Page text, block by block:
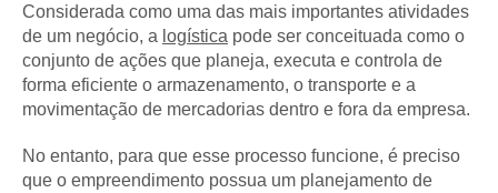
Considerada como uma das mais importantes atividades
de um negócio, a logística pode ser conceituada como o
conjunto de ações que planeja, executa e controla de
forma eficiente o armazenamento, o transporte e a
movimentação de mercadorias dentro e fora da empresa.
No entanto, para que esse processo funcione, é preciso
que o empreendimento possua um planejamento de